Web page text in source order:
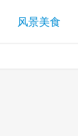
风景美食